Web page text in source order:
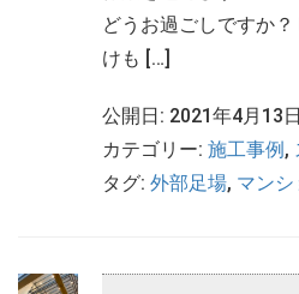
どうお過ごしですか
けも […]
公開日: 2021年4月13日
カテゴリー: 施工事例,
タグ: 外部足場, マンシ